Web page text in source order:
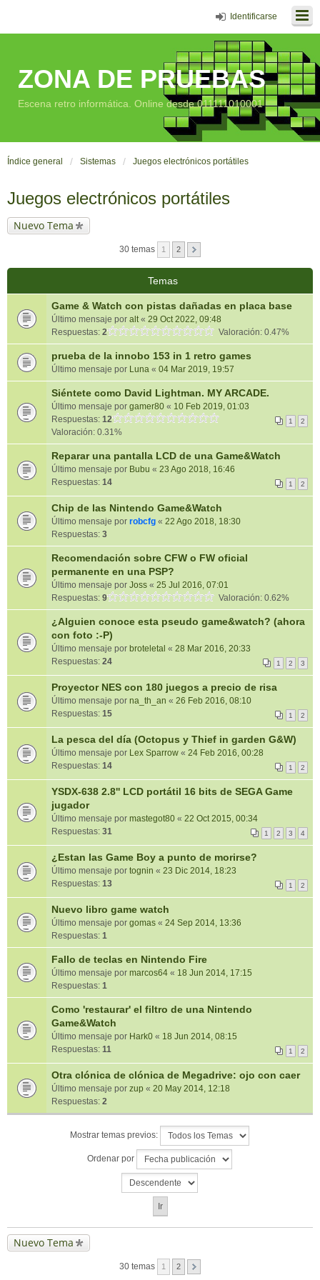
Identificarse
ZONA DE PRUEBAS
Escena retro informática. Online desde 011111010001
Índice general Sistemas Juegos electrónicos portátiles
Juegos electrónicos portátiles
Nuevo Tema
30 temas 1 2
Temas
Game & Watch con pistas dañadas en placa base
Último mensaje por alt« 29 Oct 2022, 09:48
Respuestas: 2 Valoración: 0.47%
prueba de la innobo 153 in 1 retro games
Último mensaje por Luna « 04 Mar 2019, 19:57
Siéntete como David Lightman. MY ARCADE.
Último mensaje por gamer80 « 10 Feb 2019, 01:03
Respuestas: 12 1 2
Valoración: 0.31%
Reparar una pantalla LCD de una Game&Watch
Último mensaje por Bubu « 23 Ago 2018, 16:46
Respuestas: 14 1 2
Chip de las Nintendo Game&Watch
Último mensaje por robcfg « 22 Ago 2018, 18:30
Respuestas: 3
Recomendación sobre CFW o FW oficial
permanente en una PSP?
Último mensaje por Joss « 25 Jul 2016, 07:01
Respuestas: 9 Valoración: 0.62%
¿Alguien conoce esta pseudo game&watch? (ahora
con foto :-P)
Último mensaje por broteletal « 28 Mar 2016, 20:33
Respuestas: 24 1 2 3
Proyector NES con 180 juegos a precio de risa
Último mensaje por na_th_an « 26 Feb 2016, 08:10
Respuestas: 15 1 2
La pesca del día (Octopus y Thief in garden G&W)
Último mensaje por Lex Sparrow « 24 Feb 2016, 00:28
Respuestas: 14 1 2
YSDX-638 2.8'' LCD portátil 16 bits de SEGA Game
jugador
Último mensaje por mastegot80 « 22 Oct 2015, 00:34
Respuestas: 31 1 2 3 4
¿Estan las Game Boy a punto de morirse?
Último mensaje por tognin « 23 Dic 2014, 18:23
Respuestas: 13 1 2
Nuevo libro game watch
Último mensaje por gomas « 24 Sep 2014, 13:36
Respuestas: 1
Fallo de teclas en Nintendo Fire
Último mensaje por marcos64 « 18 Jun 2014, 17:15
Respuestas: 1
Como 'restaurar' el filtro de una Nintendo
Game&Watch
Último mensaje por Hark0 « 18 Jun 2014, 08:15
Respuestas: 11 1 2
Otra clónica de clónica de Megadrive: ojo con caer
Último mensaje por zup « 20 May 2014, 12:18
Respuestas: 2
Mostrar temas previos:
Ordenar por
Nuevo Tema
30 temas 1 2